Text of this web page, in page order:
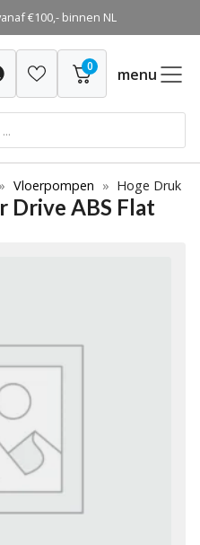
€100,- binnen NL
0 menu
» Vloerpompen » Hoge Druk
Drive ABS Flat